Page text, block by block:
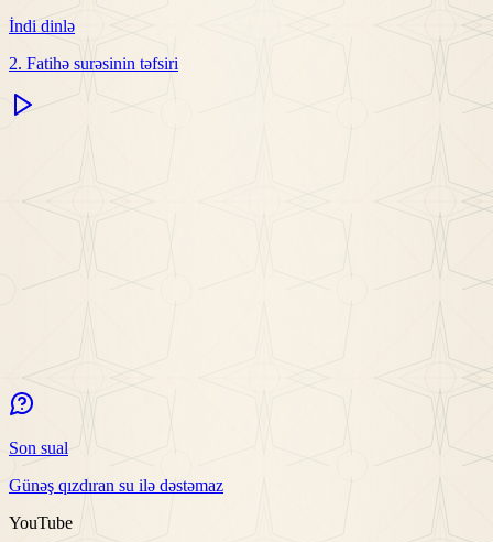
İndi dinlə
2. Fatihə surəsinin təfsiri
Son sual
Günəş qızdıran su ilə dəstəmaz
YouTube